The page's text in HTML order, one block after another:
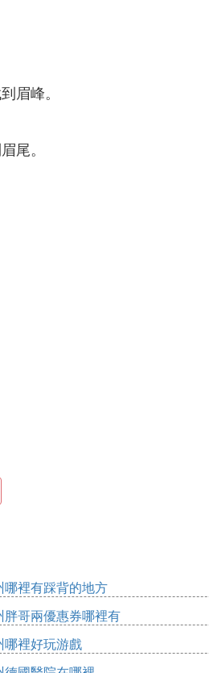
眉峰。
尾。
，才有助於走針上色。因為綳
眉形不一樣、明顯不對稱。
哪裡有踩背的地方
胖哥兩優惠券哪裡有
哪裡好玩游戲